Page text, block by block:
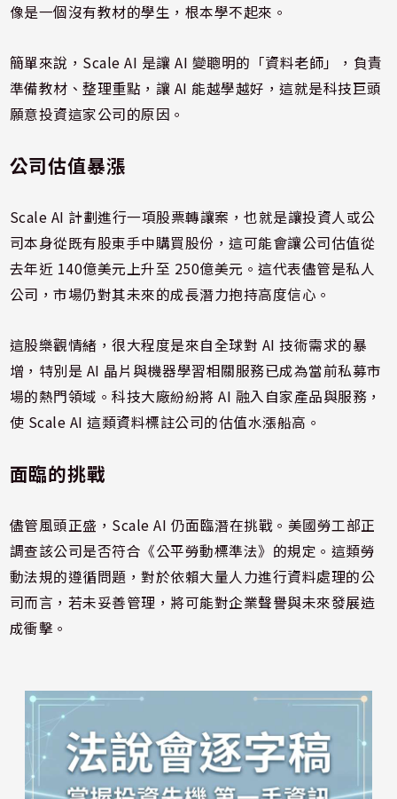
像是一個沒有教材的學生，根本學不起來。
簡單來說，Scale AI 是讓 AI 變聰明的「資料老師」，負責
準備教材、整理重點，讓 AI 能越學越好，這就是科技巨頭
願意投資這家公司的原因。
公司估值暴漲
Scale AI 計劃進行一項股票轉讓案，也就是讓投資人或公
司本身從既有股東手中購買股份，這可能會讓公司估值從
去年近 140億美元上升至 250億美元。這代表儘管是私人
公司，市場仍對其未來的成長潛力抱持高度信心。
這股樂觀情緒，很大程度是來自全球對 AI 技術需求的暴
增，特別是 AI 晶片與機器學習相關服務已成為當前私募市
場的熱門領域。科技大廠紛紛將 AI 融入自家產品與服務，
使 Scale AI 這類資料標註公司的估值水漲船高。
面臨的挑戰
儘管風頭正盛，Scale AI 仍面臨潛在挑戰。美國勞工部正
調查該公司是否符合《公平勞動標準法》的規定。這類勞
動法規的遵循問題，對於依賴大量人力進行資料處理的公
司而言，若未妥善管理，將可能對企業聲譽與未來發展造
成衝擊。